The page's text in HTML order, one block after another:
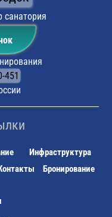
санатория
451
Инфраструктура
Бронирование